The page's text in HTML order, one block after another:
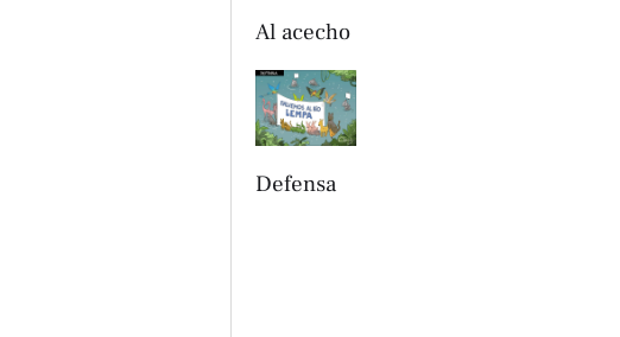
Al acecho
Defensa